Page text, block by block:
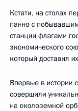
Кстати, на столах
панно с
станции флагами
экономического
который доставил
Впервые в истории
совершили
на околоземной